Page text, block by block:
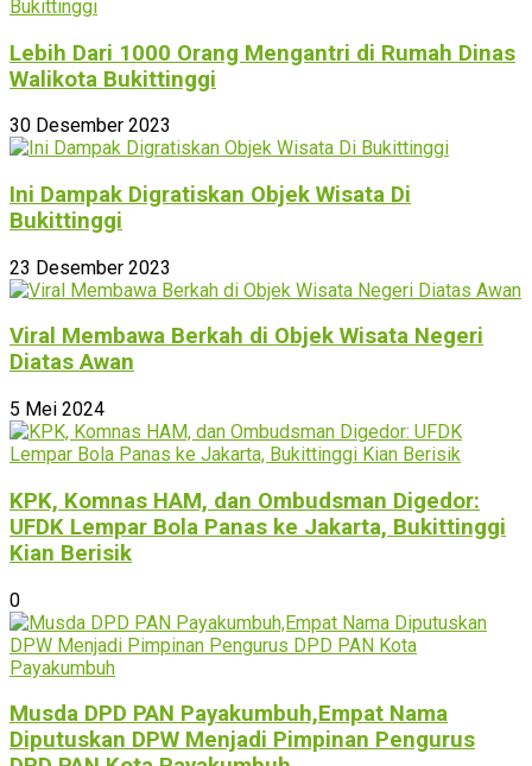
Lebih Dari 1000 Orang Mengantri di Rumah Dinas
Walikota Bukittinggi
30 Desember 2023
Ini Dampak Digratiskan Objek Wisata Di
Bukittinggi
23 Desember 2023
Viral Membawa Berkah di Objek Wisata Negeri
Diatas Awan
5 Mei 2024
KPK, Komnas HAM, dan Ombudsman Digedor:
UFDK Lempar Bola Panas ke Jakarta, Bukittinggi
Kian Berisik
0
Musda DPD PAN Payakumbuh,Empat Nama
Diputuskan DPW Menjadi Pimpinan Pengurus